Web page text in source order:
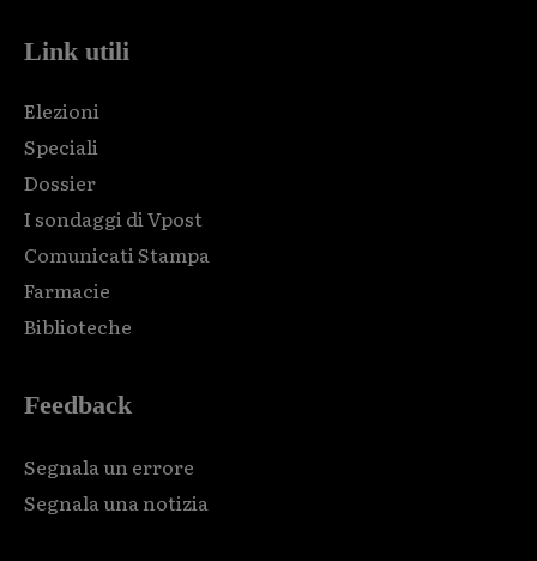
Link utili
Elezioni
Speciali
Dossier
I sondaggi di Vpost
Comunicati Stampa
Farmacie
Biblioteche
Feedback
Segnala un errore
Segnala una notizia